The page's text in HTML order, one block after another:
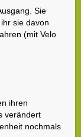
Sie
sie davon
(mit Velo
ihren
verändert
nochmals